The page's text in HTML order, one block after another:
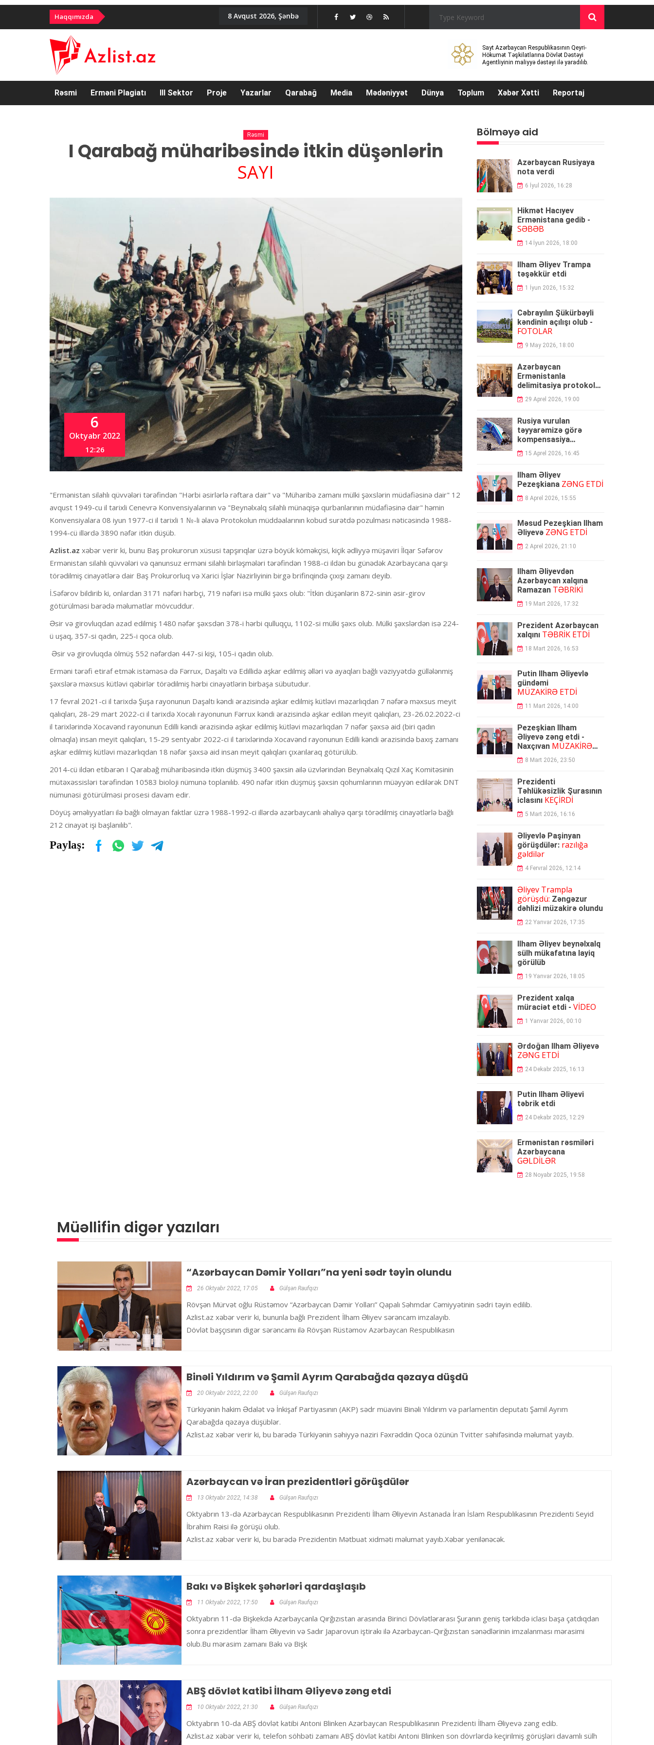
Haqqımızda 8 Avqust 2026, Şənbə
Sayt Azərbaycan Respublikasının Qeyri-
Hökumət Təşkilatlarına Dövlət Dəstəyi
Agentliyinin maliyyə dəstəyi ilə yaradılıb.
Rəsmi Erməni Plagiatı III Sektor Proje Yazarlar Qarabağ Media Mədəniyyət Dünya Toplum Xəbər Xətti Reportaj
Rəsmi
I Qarabağ müharibəsində itkin düşənlərin
SAYI
6
Oktyabr 2022
12:26
"Ermənistan silahlı qüvvələri tərəfindən "Hərbi əsirlərlə rəftara dair" və "Müharibə zamanı mülki şəxslərin müdafiəsinə dair" 12
avqust 1949-cu il tarixli Cenevrə Konvensiyalarının və "Beynəlxalq silahlı münaqişə qurbanlarının müdafiəsinə dair" həmin
Konvensiyalara 08 iyun 1977-ci il tarixli 1 №-li əlavə Protokolun müddəalarının kobud surətdə pozulması nəticəsində 1988-
1994-cü illərdə 3890 nəfər itkin düşüb.
Azlist.az xəbər verir ki, bunu Baş prokurorun xüsusi tapşırıqlar üzrə böyük köməkçisi, kiçik ədliyyə müşaviri İlqar Səfərov
Ermənistan silahlı qüvvələri və qanunsuz erməni silahlı birləşmələri tərəfindən 1988-ci ildən bu günədək Azərbaycana qarşı
törədilmiş cinayətlərə dair Baş Prokurorluq və Xarici İşlər Nazirliyinin birgə brifinqində çıxışı zamanı deyib.
İ.Səfərov bildirib ki, onlardan 3171 nəfəri hərbçi, 719 nəfəri isə mülki şəxs olub: "İtkin düşənlərin 872-sinin əsir-girov
götürülməsi barədə məlumatlar mövcuddur.
Əsir və girovluqdan azad edilmiş 1480 nəfər şəxsdən 378-i hərbi qulluqçu, 1102-si mülki şəxs olub. Mülki şəxslərdən isə 224-
ü uşaq, 357-si qadın, 225-i qoca olub.
Əsir və girovluqda ölmüş 552 nəfərdən 447-si kişi, 105-i qadın olub.
Erməni tərəfi etiraf etmək istəməsə də Fərrux, Daşaltı və Edillidə aşkar edilmiş əlləri və ayaqları bağlı vəziyyətdə güllələnmiş
şəxslərə məxsus kütləvi qəbirlər törədilmiş hərbi cinayətlərin birbaşa sübutudur.
17 fevral 2021-ci il tarixdə Şuşa rayonunun Daşaltı kəndi ərazisində aşkar edilmiş kütləvi məzarlıqdan 7 nəfərə məxsus meyit
qalıqları, 28-29 mart 2022-ci il tarixdə Xocalı rayonunun Fərrux kəndi ərazisində aşkar edilən meyit qalıqları, 23-26.02.2022-ci
il tarixlərində Xocavənd rayonunun Edilli kəndi ərazisində aşkar edilmiş kütləvi məzarlıqdan 7 nəfər şəxsə aid (biri qadın
olmaqla) insan meyit qalıqları, 15-29 sentyabr 2022-ci il tarixlərində Xocavənd rayonunun Edilli kəndi ərazisində baxış zamanı
aşkar edilmiş kütləvi məzarlıqdan 18 nəfər şəxsə aid insan meyit qalıqları çıxarılaraq götürülüb.
2014-cü ildən etibarən I Qarabağ müharibəsində itkin düşmüş 3400 şəxsin ailə üzvlərindən Beynəlxalq Qızıl Xaç Komitəsinin
mütəxəssisləri tərəfindən 10583 bioloji nümunə toplanılıb. 490 nəfər itkin düşmüş şəxsin qohumlarının müəyyən edilərək DNT
nümunəsi götürülməsi prosesi davam edir.
Döyüş əməliyyatları ilə bağlı olmayan faktlar üzrə 1988-1992-ci illərdə azərbaycanlı əhaliyə qarşı törədilmiş cinayətlərlə bağlı
212 cinayət işi başlanılıb".
Paylaş:
Bölməyə aid
Azərbaycan Rusiyaya
nota verdi
6 İyul 2026, 16:28
Hikmət Hacıyev
Ermənistana gedib -
SƏBƏB
14 İyun 2026, 18:00
İlham Əliyev Trampa
təşəkkür etdi
1 İyun 2026, 15:32
Cəbrayılın Şükürbəyli
kəndinin açılışı olub -
FOTOLAR
9 May 2026, 18:00
Azərbaycan
Ermənistanla
delimitasiya protokolu
umzaladı
29 Aprel 2026, 19:00
Rusiya vurulan
təyyarəmizə görə
kompensasiya
ödəyəcək
15 Aprel 2026, 16:45
İlham Əliyev
Pezeşkiana ZƏNG ETDİ
8 Aprel 2026, 15:55
Məsud Pezeşkian İlham
Əliyevə ZƏNG ETDİ
2 Aprel 2026, 21:10
İlham Əliyevdən
Azərbaycan xalqına
Ramazan TƏBRİKİ
19 Mart 2026, 17:32
Prezident Azərbaycan
xalqını TƏBRİK ETDİ
18 Mart 2026, 16:53
Putin İlham Əliyevlə
gündəmi
MÜZAKİRƏ ETDİ
11 Mart 2026, 14:00
Pezeşkian İlham
Əliyevə zəng etdi -
Naxçıvan MÜZAKİRƏ
OLUNDU
8 Mart 2026, 23:50
Prezidenti
Təhlükəsizlik Şurasının
iclasınıKEÇİRDİ
5 Mart 2026, 16:16
Əliyevlə Paşinyan
görüşdülər: razılığa
gəldilər
4 Fervral 2026, 12:14
Əliyev Trampla
görüşdü: Zəngəzur
dəhlizi müzakirə olundu
22 Yanvar 2026, 17:35
İlham Əliyev beynəlxalq
sülh mükafatına layiq
görülüb
19 Yanvar 2026, 18:05
Prezident xalqa
müraciət etdi - VİDEO
1 Yanvar 2026, 00:10
Ərdoğan İlham Əliyevə
ZƏNG ETDİ
24 Dekabr 2025, 16:13
Putin İlham Əliyevi
təbrik etdi
24 Dekabr 2025, 12:29
Ermənistan rəsmiləri
Azərbaycana
GƏLDİLƏR
28 Noyabr 2025, 19:58
Müəllifin digər yazıları
“Azərbaycan Dəmir Yolları”na yeni sədr təyin olundu
26 Oktyabr 2022, 17:05 Gülşən Raufqızı
Rövşən Mürvət oğlu Rüstəmov “Azərbaycan Dəmir Yolları” Qapalı Səhmdar Cəmiyyətinin sədri təyin edilib.
Azlist.az xəbər verir ki, bununla bağlı Prezident İlham Əliyev sərəncam imzalayıb.
Dövlət başçısının digər sərəncamı ilə Rövşən Rüstəmov Azərbaycan Respublikasın
Binəli Yıldırım və Şamil Ayrım Qarabağda qəzaya düşdü
20 Oktyabr 2022, 22:00 Gülşən Raufqızı
Türkiyənin hakim Ədalət və İnkişaf Partiyasının (AKP) sədr müavini Binəli Yıldırım və parlamentin deputatı Şamil Ayrım
Qarabağda qəzaya düşüblər.
Azlist.az xəbər verir ki, bu barədə Türkiyənin səhiyyə naziri Fəxrəddin Qoca özünün Tvitter səhifəsində məlumat yayıb.
Azərbaycan və İran prezidentləri görüşdülər
13 Oktyabr 2022, 14:38 Gülşən Raufqızı
Oktyabrın 13-də Azərbaycan Respublikasının Prezidenti İlham Əliyevin Astanada İran İslam Respublikasının Prezidenti Seyid
İbrahim Rəisi ilə görüşü olub.
Azlist.az xəbər verir ki, bu barədə Prezidentin Mətbuat xidməti məlumat yayıb.Xəbər yenilənəcək.
Bakı və Bişkek şəhərləri qardaşlaşıb
11 Oktyabr 2022, 17:50 Gülşən Raufqızı
Oktyabrın 11-də Bişkekdə Azərbaycanla Qırğızıstan arasında Birinci Dövlətlərarası Şuranın geniş tərkibdə iclası başa çatdıqdan
sonra prezidentlər İlham Əliyevin və Sadır Japarovun iştirakı ilə Azərbaycan-Qırğızıstan sənədlərinin imzalanması mərasimi
olub.Bu mərasim zamanı Bakı və Bişk
ABŞ dövlət katibi İlham Əliyevə zəng etdi
10 Oktyabr 2022, 21:30 Gülşən Raufqızı
Oktyabrın 10-da ABŞ dövlət katibi Antoni Blinken Azərbaycan Respublikasının Prezidenti İlham Əliyevə zəng edib.
Azlist.az xəbər verir ki, telefon söhbəti zamanı ABŞ dövlət katibi Antoni Blinken son dövrlərdə keçirilmiş görüşləri davamlı sülh